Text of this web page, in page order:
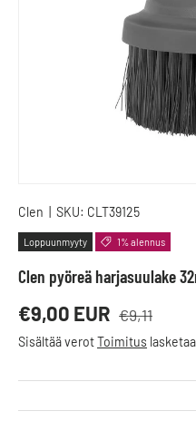
Clen SKU: CLT39125
Loppuunmyyty 1% alennus
Clen pyöreä harjasuulake
Alennushinta
€9,00 EUR €9,11
Sisältää verotToimitus